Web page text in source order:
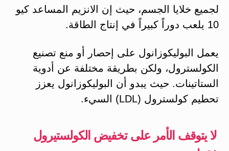
لجميع خلايا الجسم، حيث إن الانزيم المساعد كيو
10 يلعب دوراً كبيراً في إنتاج الطاقة.
يعمل البوليكوزانول على إحصار أو منع تصنيع
الكولسترول، ولكن بطريقة مختلفة عن أدوية
الستاتينات. حيث يبدو أن البوليكوزانول يعزز
تحطيم كولسترول (LDL) السيء.
لا يتوقف الأمر على تخفيض الكولستيرول